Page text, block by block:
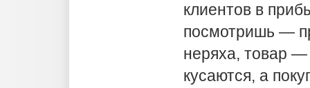
клиентов в
посмотришь —
неряха, товар
кусаются, а